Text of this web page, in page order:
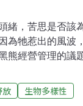
緒，苦思是否該
為牠惹出的風波
熊經營管理的議
熊類生態角度、
個人立場的論述
放 生物多樣性